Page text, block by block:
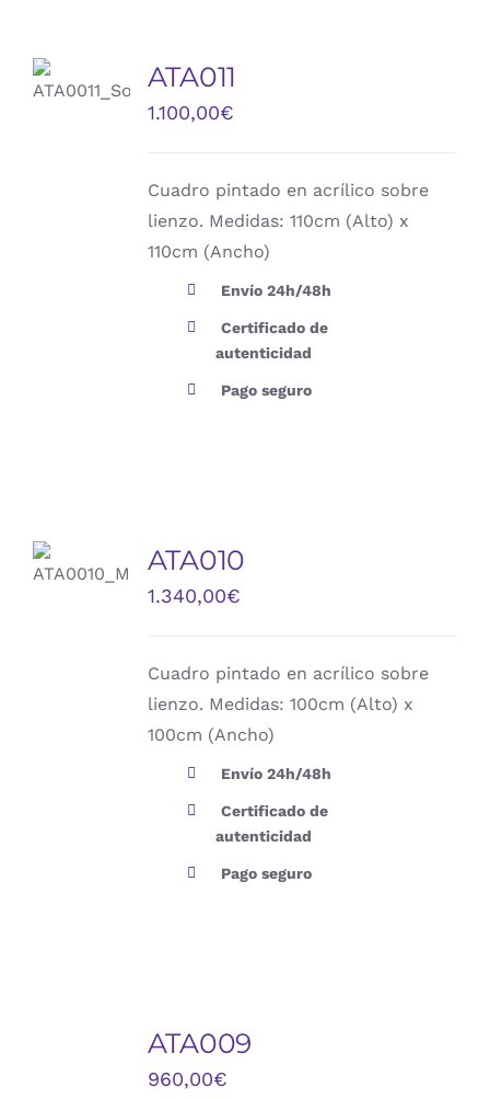
CARRITO
ATA011
1.100,00€
Cuadro pintado en acrílico sobre
lienzo. Medidas: 110cm (Alto) x
110cm (Ancho)
Envío 24h/48h
Certificado de
autenticidad
Pago seguro
CARRITO
ATA010
1.340,00€
Cuadro pintado en acrílico sobre
lienzo. Medidas: 100cm (Alto) x
100cm (Ancho)
Envío 24h/48h
Certificado de
autenticidad
Pago seguro
ATA009
960,00€